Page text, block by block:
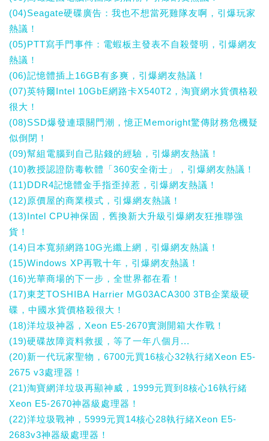
(04)Seagate硬碟廣告：我也不想當死雞隊友啊，引爆玩家
熱議！
(05)PTT寫手門事件：電蝦板主發表不自殺聲明，引爆網友
熱議！
(06)記憶體插上16GB有多爽，引爆網友熱議！
(07)英特爾Intel 10GbE網路卡X540T2，淘寶網水貨價格殺
很大！
(08)SSD爆發連環關門潮，憶正Memoright驚傳財務危機疑
似倒閉！
(09)幫組電腦到自己貼錢的經驗，引爆網友熱議！
(10)教授認證防毒軟體「360安全衛士」，引爆網友熱議！
(11)DDR4記憶體金手指歪掉惹，引爆網友熱議！
(12)原價屋的商業模式，引爆網友熱議！
(13)Intel CPU神保固，舊換新大升級引爆網友狂推聯強
貨！
(14)日本寬頻網路10G光纖上網，引爆網友熱議！
(15)Windows XP再戰十年，引爆網友熱議！
(16)光華商場的下一步，全世界都在看！
(17)東芝TOSHIBA Harrier MG03ACA300 3TB企業級硬
碟，中國水貨價格殺很大！
(18)洋垃圾神器，Xeon E5-2670實測開箱大作戰！
(19)硬碟故障資料救援，等了一年八個月...
(20)新一代玩家聖物，6700元買16核心32執行緒Xeon E5-
2675 v3處理器！
(21)淘寶網洋垃圾再顯神威，1999元買到8核心16執行緒
Xeon E5-2670神器級處理器！
(22)洋垃圾戰神，5999元買14核心28執行緒Xeon E5-
2683v3神器級處理器！